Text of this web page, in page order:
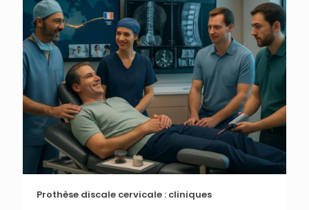
Prothèse discale cervicale : cliniques